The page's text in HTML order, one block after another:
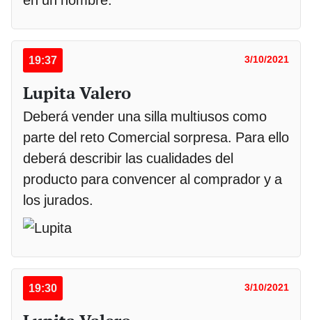
19:37 3/10/2021
Lupita Valero
Deberá vender una silla multiusos como
parte del reto Comercial sorpresa. Para ello
deberá describir las cualidades del
producto para convencer al comprador y a
los jurados.
19:30 3/10/2021